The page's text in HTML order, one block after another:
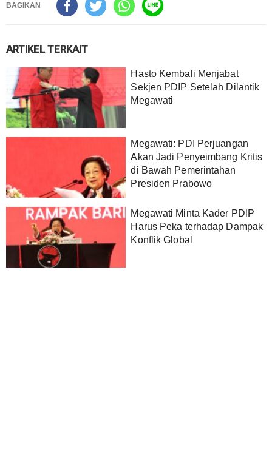
BAGIKAN
ARTIKEL TERKAIT
‎Hasto Kembali Menjabat
Sekjen PDIP Setelah Dilantik
Megawati
Megawati: PDI Perjuangan
Akan Jadi Penyeimbang Kritis
di Bawah Pemerintahan
Presiden Prabowo
Megawati Minta Kader PDIP
Harus Peka terhadap Dampak
Konflik Global